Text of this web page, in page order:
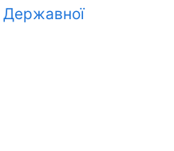
Державної